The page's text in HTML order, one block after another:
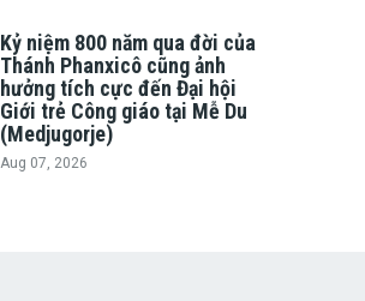
Kỷ niệm 800 năm qua đời của
Thánh Phanxicô cũng ảnh
hưởng tích cực đến Đại hội
Giới trẻ Công giáo tại Mễ Du
(Medjugorje)
Aug 07, 2026